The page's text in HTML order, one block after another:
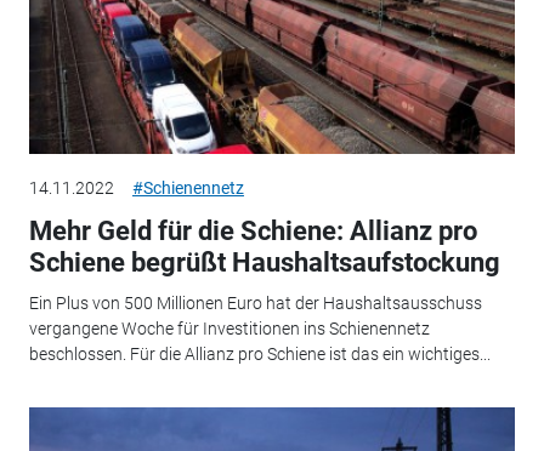
14.11.2022 #Schienennetz
Mehr Geld für die Schiene: Allianz pro
Schiene begrüßt Haushaltsaufstockung
Ein Plus von 500 Millionen Euro hat der Haushaltsausschuss
vergangene Woche für Investitionen ins Schienennetz
beschlossen. Für die Allianz pro Schiene ist das ein wichtiges...